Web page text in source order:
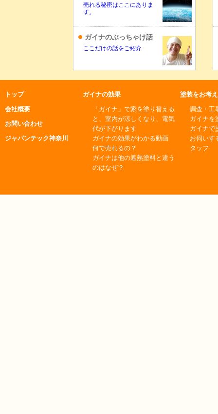
売れる秘密はここにありま
す。
ガイナのぶっちゃけ話
ここだけの話をご紹介
トップ
会社概要
お問い合わせ
ジャパンテック神奈川
ガイナの効果
「ガイナ」で家を塗り替える
と、室内が涼しくなり、電気
代が下がります
ガイナの効果がわかる動画
何で売れるの？
ガイナは他の遮熱塗料と違う
のはなぜ？
塗装をお考
調査・工
ガイナを
ガイナで
お伺いす
タッフ